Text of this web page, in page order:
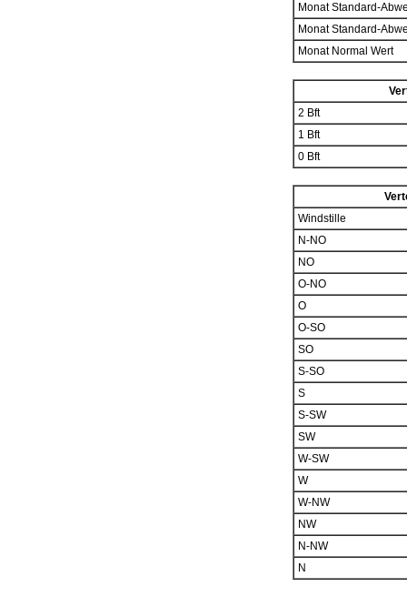
Monat Standard-
Monat Standard-
Monat Normal Wert
2 Bft
1 Bft
0 Bft
Windstille
N-NO
NO
O-NO
O
O-SO
SO
S-SO
S
S-SW
SW
W-SW
W
W-NW
NW
N-NW
N